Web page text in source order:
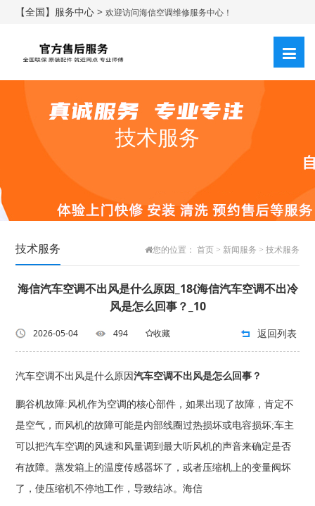
【全国】服务中心 >欢迎访问海信空调维修服务中心！
技术服务
技术服务 您的位置： 首页> 新闻服务 > 技术服务
海信汽车空调不出风是什么原因_18{海信汽车空调不出冷
风是怎么回事？_10
2026-05-04 494 收藏 返回列表
汽车空调不出风是什么原因汽车空调不出风是怎么回事？
鹏谷机故障:风机作为空调的核心部件，如果出现了故障，肯定不
是空气，而风机的故障可能是内部线圈过热损坏或电容损坏;车主
可以把汽车空调的风速和风量调到最大听风机的声音来确定是否
有故障。蒸发箱上的温度传感器坏了，或者压缩机上的变量阀坏
了，使压缩机不停地工作，导致结冰。海信